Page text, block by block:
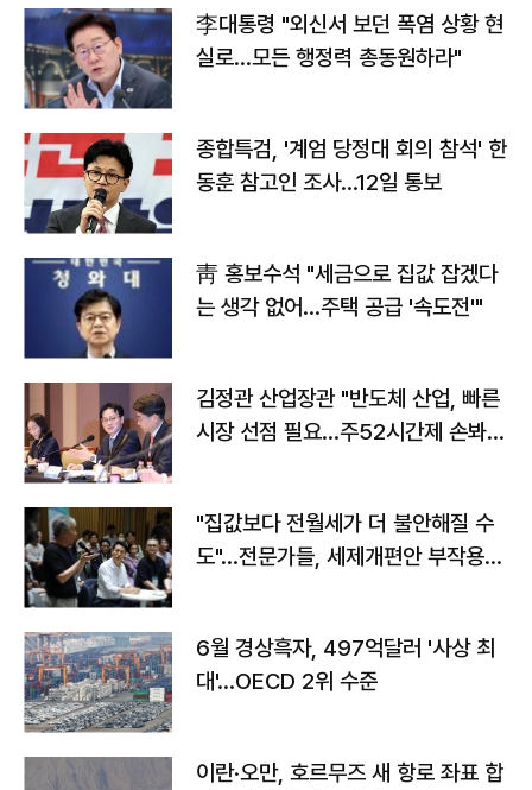
李대통령 "외신서 보던 폭염 상황 현
실로…모든 행정력 총동원하라"
종합특검, '계엄 당정대 회의 참석' 한
동훈 참고인 조사...12일 통보
靑 홍보수석 "세금으로 집값 잡겠다
는 생각 없어…주택 공급 '속도전'"
김정관 산업장관 "반도체 산업, 빠른
시장 선점 필요…주52시간제 손봐
"집값보다 전월세가 더 불안해질 수
도"…전문가들, 세제개편안 부작용
6월 경상흑자, 497억달러 '사상 최
대'…OECD 2위 수준
이란·오만, 호르무즈 새 항로 좌표 합